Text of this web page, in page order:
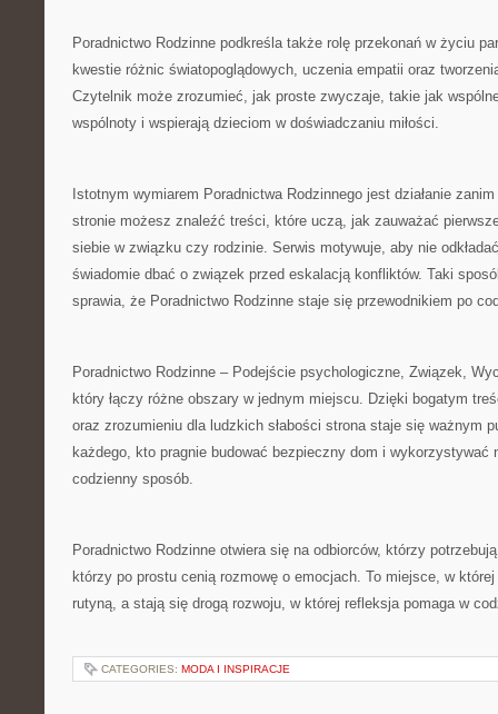
Poradnictwo Rodzinne podkreśla także rolę przekonań w życiu
kwestie różnic światopoglądowych, uczenia empatii oraz
Czytelnik może zrozumieć, jak proste zwyczaje, takie jak
wspólnoty i wspierają dzieciom w doświadczaniu miłości.
Istotnym wymiarem Poradnictwa Rodzinnego jest działanie
stronie możesz znaleźć treści, które uczą, jak zauważać
siebie w związku czy rodzinie. Serwis motywuje, aby nie
świadomie dbać o związek przed eskalacją konfliktów. Taki
sprawia, że Poradnictwo Rodzinne staje się przewodnikiem po
Poradnictwo Rodzinne – Podejście psychologiczne, Związek,
który łączy różne obszary w jednym miejscu. Dzięki bogatym
oraz zrozumieniu dla ludzkich słabości strona staje się ważnym
każdego, kto pragnie budować bezpieczny dom i wykorzystywać
codzienny sposób.
Poradnictwo Rodzinne otwiera się na odbiorców, którzy
którzy po prostu cenią rozmowę o emocjach. To miejsce, w
rutyną, a stają się drogą rozwoju, w której refleksja pomaga w
CATEGORIES: MODA I INSPIRACJE